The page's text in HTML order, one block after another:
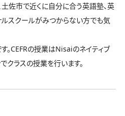
土佐市で近くに自分に合う英語塾、英
ルスクールがみつからない方でも気
CEFRの授業はNisaiのネイティブ
クラスの授業を行います。